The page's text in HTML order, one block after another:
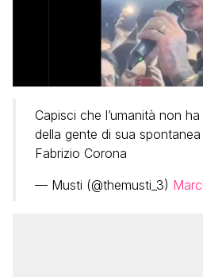
Capisci che l’umanità non
della gente di sua
Fabrizio Corona
— Musti (@themusti_3)